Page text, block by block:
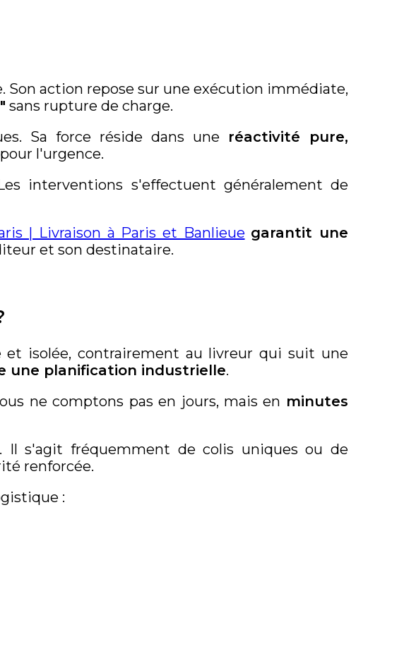
action repose sur une exécution immédiate,
sans rupture de charge.
Sa force réside dans une réactivité pure,
l'urgence.
interventions s'effectuent généralement de
| Livraison à Paris et Banlieue garantit une
et son destinataire.
isolée, contrairement au livreur qui suit une
une planification industrielle.
ne comptons pas en jours, mais en minutes
. Il s'agit fréquemment de colis uniques ou de
renforcée.
: